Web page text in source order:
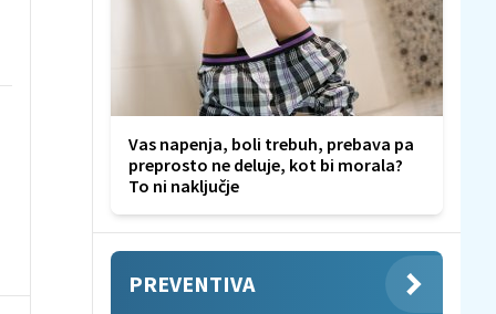
Vas napenja, boli trebuh, prebava pa
preprosto ne deluje, kot bi morala?
To ni naključje
PREVENTIVA